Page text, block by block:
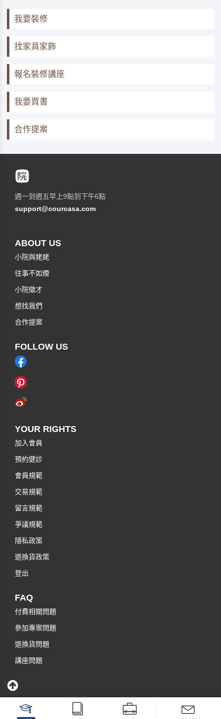
我要裝修
找家具家飾
報名裝修講座
我要買書
合作提案
週一到週五早上9點到下午6點
support@courcasa.com
ABOUT US
小院與姥姥
往事不如煙
小院徵才
想找我們
合作提案
FOLLOW US
YOUR RIGHTS
加入會員
預約健診
會員規範
交易規範
留言規範
爭議規範
隱私政策
退換貨政策
登出
FAQ
付費相關問題
參加專案問題
退換貨問題
講座問題